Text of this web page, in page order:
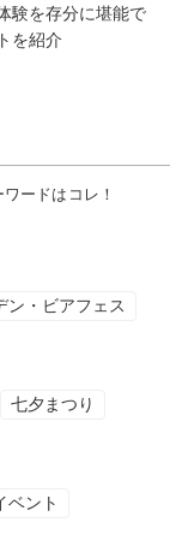
験を存分に堪能で
を紹介
ードはコレ！
ン・ビアフェス
七夕まつり
ベント